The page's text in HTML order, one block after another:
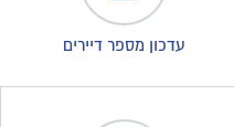
עדכון מספר דיירים